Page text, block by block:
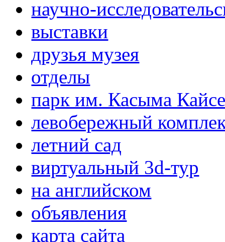
научно-
выставки
друзья музея
отделы
парк им. Касыма
левобережный
летний сад
виртуальный 3d-тур
на английском
объявления
карта сайта